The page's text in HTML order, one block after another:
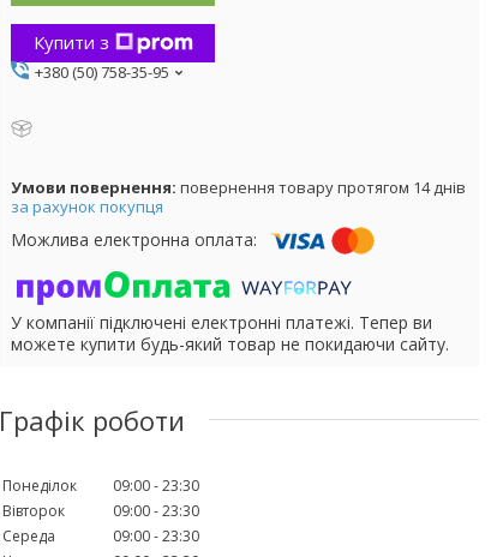
Купити з
+380 (50) 758-35-95
повернення товару протягом 14 днів
за рахунок покупця
У компанії підключені електронні платежі. Тепер ви
можете купити будь-який товар не покидаючи сайту.
Графік роботи
Понеділок 09:00 23:30
Вівторок
09:00 23:30
Середа
09:00 23:30